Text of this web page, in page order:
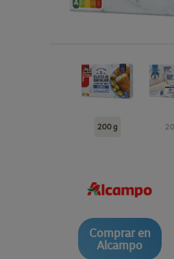
200 g
Comprar en
Alcampo